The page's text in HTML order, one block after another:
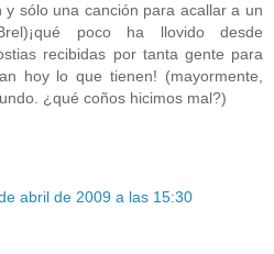
sólo una canción para acallar a un
poco ha llovido desde
recibidas por tanta gente para
hoy lo que tienen! (mayormente,
¿qué coños hicimos mal?)
abril de 2009 a las 15:30